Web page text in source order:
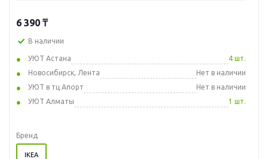
6 390 ₸
В наличии
УЮТ Астана
4 шт.
Новосибирск, Лента
Нет в наличии
УЮТ в тц Апорт
Нет в наличии
УЮТ Алматы
1 шт.
Бренд
IKEA